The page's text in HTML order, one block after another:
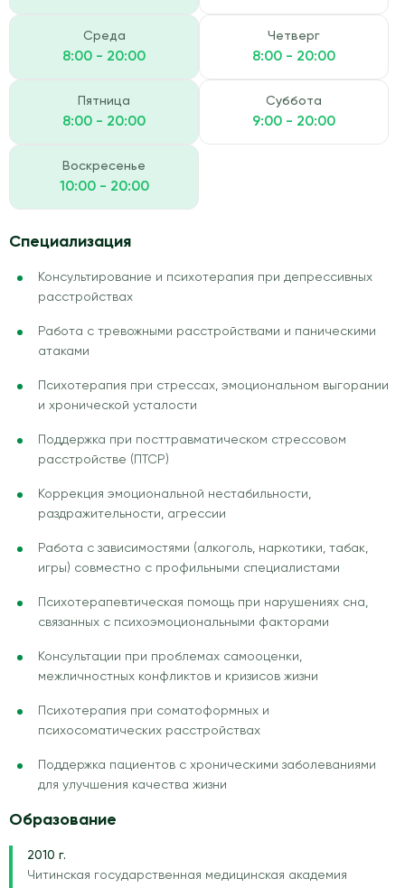
Среда
8:00 - 20:00
Четверг
8:00 - 20:00
Пятница
8:00 - 20:00
Суббота
9:00 - 20:00
Воскресенье
10:00 - 20:00
Специализация
Консультирование и психотерапия при депрессивных
расстройствах
Работа с тревожными расстройствами и паническими
атаками
Психотерапия при стрессах, эмоциональном выгорании
и хронической усталости
Поддержка при посттравматическом стрессовом
расстройстве (ПТСР)
Коррекция эмоциональной нестабильности,
раздражительности, агрессии
Работа с зависимостями (алкоголь, наркотики, табак,
игры) совместно с профильными специалистами
Психотерапевтическая помощь при нарушениях сна,
связанных с психоэмоциональными факторами
Консультации при проблемах самооценки,
межличностных конфликтов и кризисов жизни
Психотерапия при соматоформных и
психосоматических расстройствах
Поддержка пациентов с хроническими заболеваниями
для улучшения качества жизни
Образование
2010 г.
Читинская государственная медицинская академия